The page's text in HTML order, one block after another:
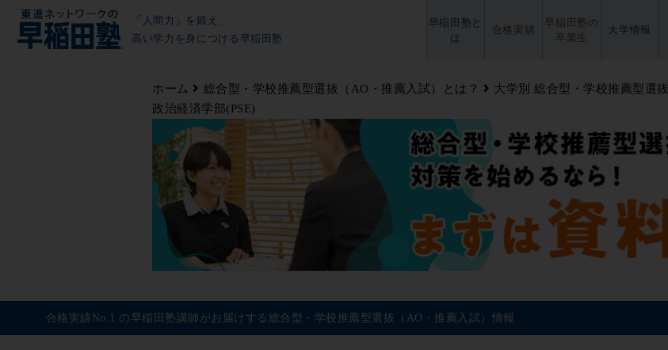
「人間力」を鍛え、
高い学力を身につける早稲田塾
早稲田塾と
は
合格実績
早稲田塾の
卒業生
大学情報
ホーム 総合型・学校推薦型選抜（AO・推薦入試）とは？ 大学別 総合型・学校推薦型選
政治経済学部(PSE)
合格実績No.1 の早稲田塾講師がお届けする総合型・学校推薦型選抜（AO・推薦入試）情報